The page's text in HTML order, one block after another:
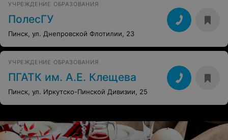
УЧРЕЖДЕНИЕ ОБРАЗОВАНИЯ
ПолесГУ
Пинск, ул. Днепровской Флотилии, 23
УЧРЕЖДЕНИЕ ОБРАЗОВАНИЯ
ПГАТК им. А.Е. Клещева
Пинск, ул. Иркутско-Пинской Дивизии, 25